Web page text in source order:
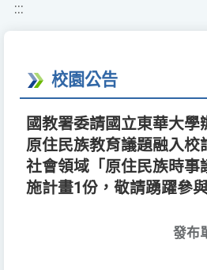
:::
校園公告
國教署委請國立東華大學
原住民族教育議題融入校
社會領域「原住民族時事
施計畫1份，敬請踴躍參
發布